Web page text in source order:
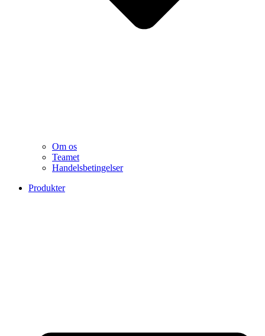
Om os
Teamet
Handelsbetingelser
Produkter